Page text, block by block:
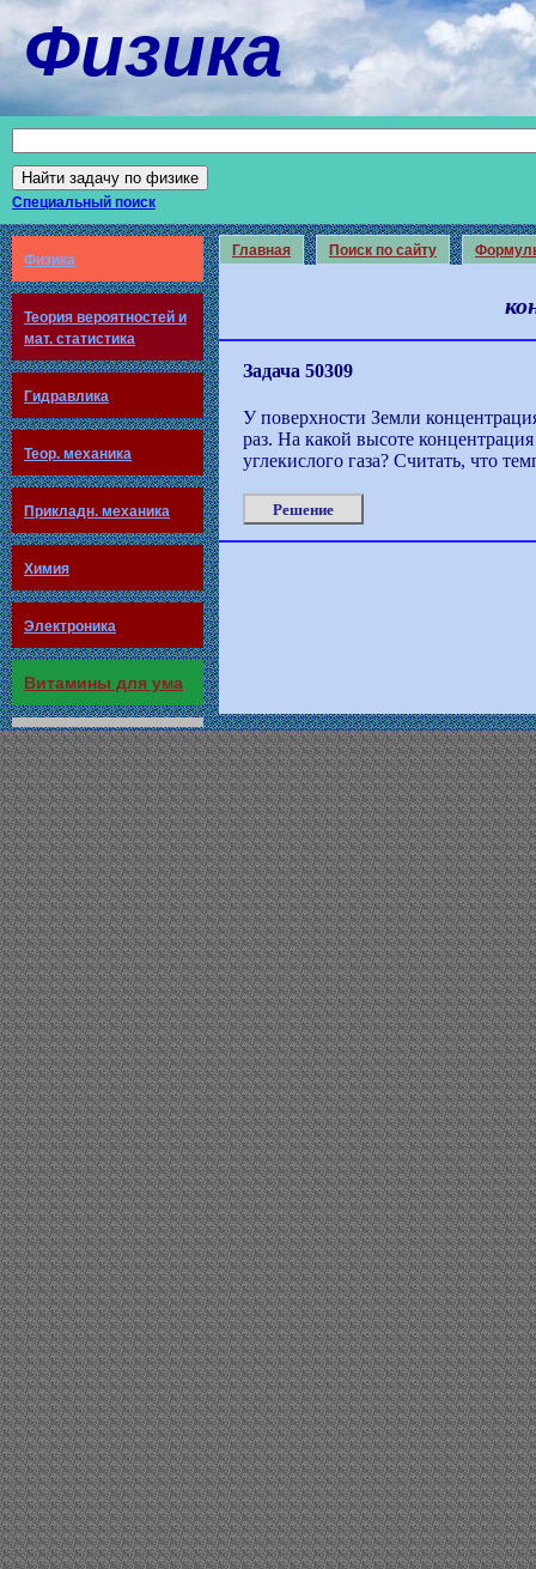
Физика
Специальный поиск
Физика
Теория вероятностей и
мат. статистика
Гидравлика
Теор. механика
Прикладн. механика
Химия
Электроника
Витамины для ума
Главная Поиск по сайту
Задача 50309
У поверхности Земли
раз. На какой высоте
углекислого газа? Считать, что
Решение